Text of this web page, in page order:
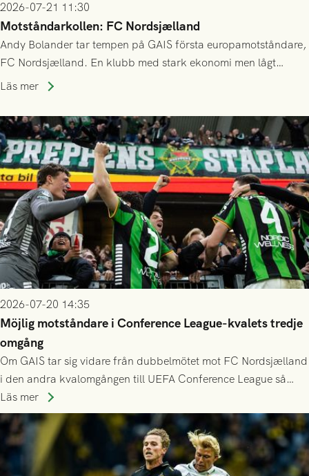
2026-07-21 11:30
Motståndarkollen: FC Nordsjælland
Andy Bolander tar tempen på GAIS första europamotståndare,
FC Nordsjælland. En klubb med stark ekonomi men lågt
publiksnitt, ett lag med både kollektiv styrka och individuell
Läs mer
2026-07-20 14:35
Möjlig motståndare i Conference League-kvalets tredje
omgång
Om GAIS tar sig vidare från dubbelmötet mot FC Nordsjælland
i den andra kvalomgången till UEFA Conference League så
spelas den tredje kvalomgången kort därpå. Motståndare blir
då vinnaren i mötet mellan isländska Valur och HŠK Zrinjski
Mostar från Bosnien och Hercegovina.
Läs mer